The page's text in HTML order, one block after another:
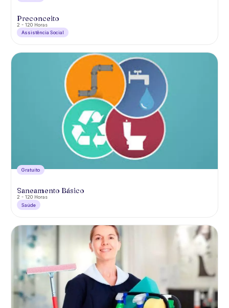
Preconceito
2 - 120 Horas
Assistência Social
Gratuíto
Saneamento Básico
2 - 120 Horas
Saúde